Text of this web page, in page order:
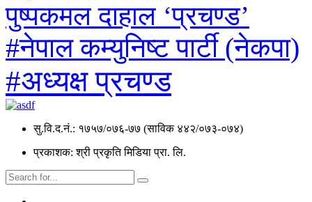
पुष्पकमल दाहाल ‘प्रचण्ड’
#नेपाल कम्युनिष्ट पार्टी (नेकपा)
#अध्यक्ष प्रचण्ड
सु.वि.द.नं.: १७५७/०७६-७७ (साविक ४४२/०७३-०७४)
प्रकाशक: श्री प्रकृति मिडिया प्रा. लि.